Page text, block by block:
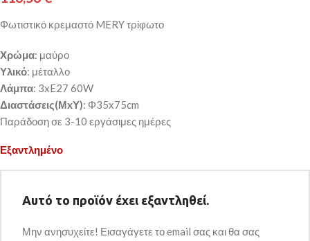
Φωτιστικό κρεμαστό MERY τρίφωτο
Χρώμα: μαύρο
Υλικό: μέταλλο
Λάμπα: 3xE27 60W
Διαστάσεις(ΜxΥ): Φ35x75cm
Παράδοση σε 3-10 εργάσιμες ημέρες
Εξαντλημένο
Αυτό το προϊόν έχει εξαντληθεί.
Μην ανησυχείτε! Εισαγάγετε το email σας και θα σας